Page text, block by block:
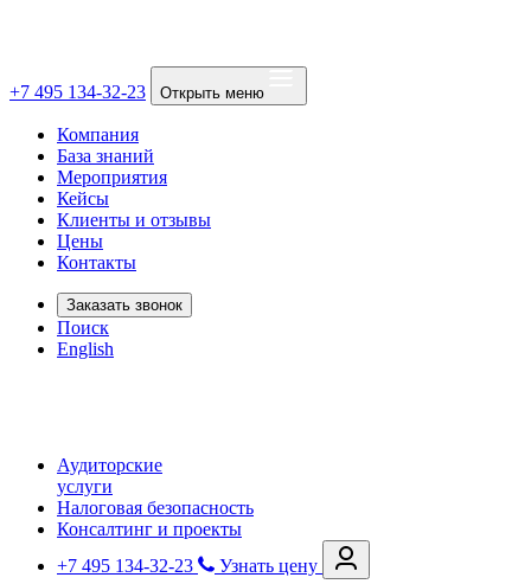
+7 495 134-32-23 Открыть меню
Компания
База знаний
Мероприятия
Кейсы
Клиенты и отзывы
Цены
Контакты
Заказать звонок
Поиск
English
Аудиторские
услуги
Налоговая безопасность
Консалтинг и проекты
+7 495 134-32-23
Узнать цену